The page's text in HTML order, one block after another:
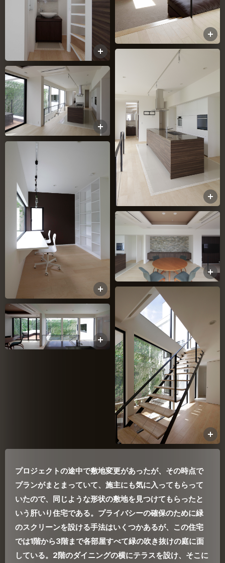
プロジェクトの途中で敷地変更があったが、その時点で
プランがまとまっていて、施主にも気に入ってもらって
いたので、同じような形状の敷地を見つけてもらったと
いう肝いり住宅である。プライバシーの確保のために緑
のスクリーンを設ける手法はいくつかあるが、この住宅
では1階から3階まで各部屋すべて緑の吹き抜けの庭に面
している。2階のダイニングの横にテラスを設け、そこに